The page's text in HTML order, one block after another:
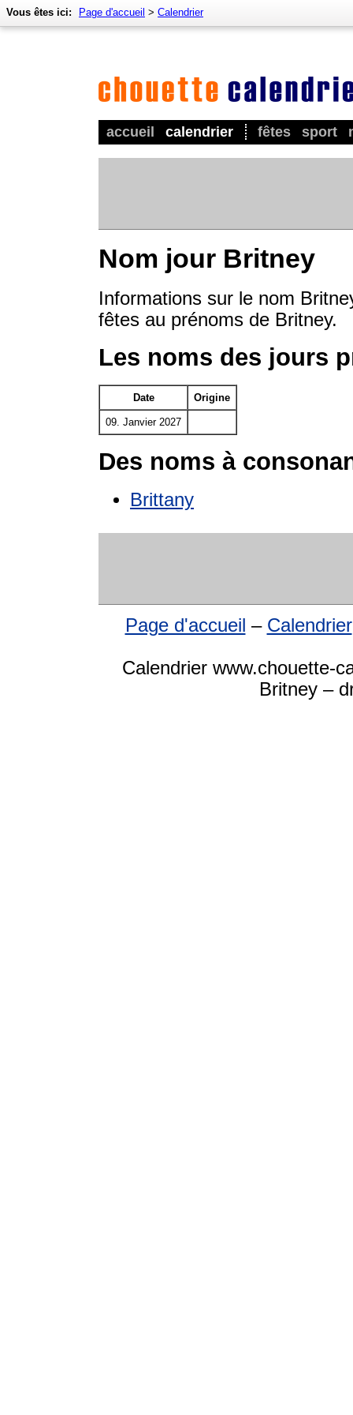
accueil calendrier fêtes sport
Vous êtes ici: Page d'accueil > Calendrier
Nom jour Britney
Informations sur le nom
fêtes au prénoms de Britney.
Les noms des jours
Date Origine
09. Janvier 2027
Des noms à
Brittany
Page d'accueil – Calendrier
Calendrier www.chouette-
Britney –